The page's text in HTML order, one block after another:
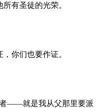
有圣徒的光荣。
你们也要作证。
——就是我从父那里要派